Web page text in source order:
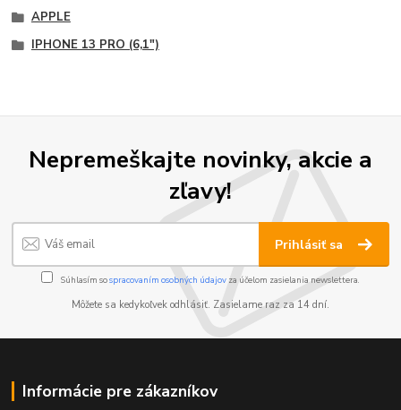
APPLE
IPHONE 13 PRO (6,1")
Nepremeškajte novinky, akcie a
zľavy!
Prihlásiť sa
Súhlasím sospracovaním osobných údajov za účelom zasielania newslettera.
Môžete sa kedykoľvek odhlásiť. Zasielame raz za 14 dní.
Informácie pre zákazníkov